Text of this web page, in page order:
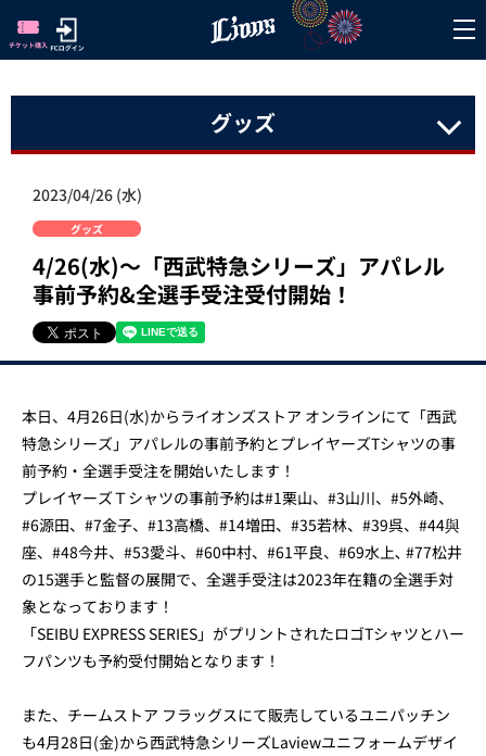
グッズ
2023/04/26 (水)
グッズ
4/26(水)～「西武特急シリーズ」アパレル
事前予約&全選手受注受付開始！
本日、4月26日(水)からライオンズストア オンラインにて「西武
特急シリーズ」アパレルの事前予約とプレイヤーズTシャツの事
前予約・全選手受注を開始いたします！
プレイヤーズＴシャツの事前予約は#1栗山、#3山川、#5外崎、
#6源田、#7金子、#13高橋、#14増田、#35若林、#39呉、#44與
座、#48今井、#53愛斗、#60中村、#61平良、#69水上､ #77松井
の15選手と監督の展開で、全選手受注は2023年在籍の全選手対
象となっております！
「SEIBU EXPRESS SERIES」がプリントされたロゴTシャツとハー
フパンツも予約受付開始となります！
また、チームストア フラッグスにて販売しているユニパッチン
も4月28日(金)から西武特急シリーズLaviewユニフォームデザイ